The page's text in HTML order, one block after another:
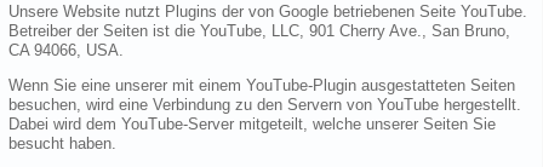
Unsere Website nutzt Plugins der von Google betriebenen Seite YouTube.
Betreiber der Seiten ist die YouTube, LLC, 901 Cherry Ave., San Bruno,
CA 94066, USA.
Wenn Sie eine unserer mit einem YouTube-Plugin ausgestatteten Seiten
besuchen, wird eine Verbindung zu den Servern von YouTube hergestellt.
Dabei wird dem YouTube-Server mitgeteilt, welche unserer Seiten Sie
besucht haben.